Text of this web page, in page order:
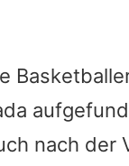
nach der